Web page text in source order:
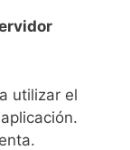
utilizar el